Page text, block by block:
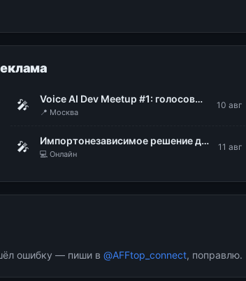
🎤 Voice AI Dev Meetup #1: голосовые технологии в продакшене
📍 Москва
10 авг
🎤 Импортонезависимое решение для построения надежной ИТ-инфраструктуры. Безопасная виртуализация zVirt от Orion Soft
💻 Онлайн
11 авг
ошибку — пиши в @AFFtop_connect, поправлю.